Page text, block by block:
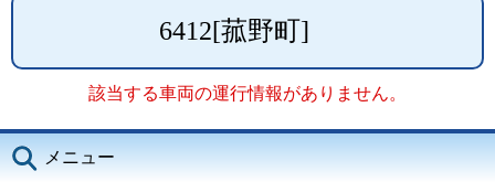
6412[菰野町]
該当する車両の運行情報がありません。
メニュー